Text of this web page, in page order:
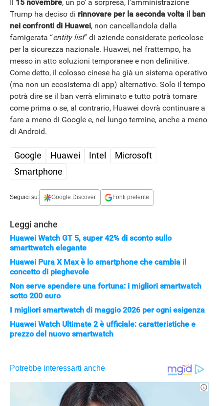
15 novembre, un po’ a sorpresa, l’amministrazione
Trump ha deciso di rinnovare per la seconda volta il ban
nei confronti di Huawei, non cancellandola dalla
famigerata “entity list” di aziende considerate pericolose
per la sicurezza nazionale. Huawei, nel frattempo, ha
messo in atto soluzioni temporanee e non definitive.
Come detto, il colosso cinese ha già un sistema operativo
(ma non un ecosistema di app) alternativo. Solo il tempo
potrà dire se il ban verrà eliminato e tutto potrà tornare
come prima o se, al contrario, Huawei dovrà continuare a
fare a meno di Google e, nel lungo termine, anche a meno
di Android.
Google Huawei Intel
Microsoft
Smartphone
Seguici su: Google Discover Fonti preferite
Leggi anche
Huawei Watch GT 5, super 42% di sconto sullo
smarttwatch elegante
Huawei Pura X Max è lo smartphone che cambia il
concetto di pieghevole
Non serve spendere una fortuna: i migliori smartwatch
sotto 200 euro
I migliori smartwatch di maggio 2026 per ogni esigenza
Huawei Watch Ultimate 2 è ufficiale: caratteristiche e
prezzo del nuovo smartwatch